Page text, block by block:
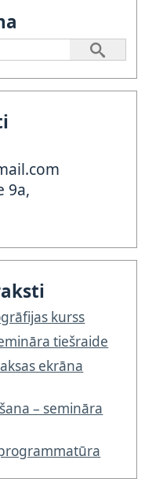
9a,
kurss
tiešraide
ekrāna
– semināra